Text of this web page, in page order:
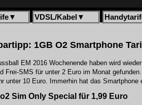
▼ VDSL/Kabel ▼
1GB O2 Smartphone
EM 2016 Wochenende haben wird
Frei-SMS für unter 2 Euro im Monat
unter 10 Euro. Immerhin hat das
Sim Only Special für 1,99 Euro